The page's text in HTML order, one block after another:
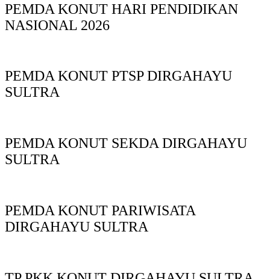
PEMDA KONUT HARI PENDIDIKAN
NASIONAL 2026
PEMDA KONUT PTSP DIRGAHAYU
SULTRA
PEMDA KONUT SEKDA DIRGAHAYU
SULTRA
PEMDA KONUT PARIWISATA
DIRGAHAYU SULTRA